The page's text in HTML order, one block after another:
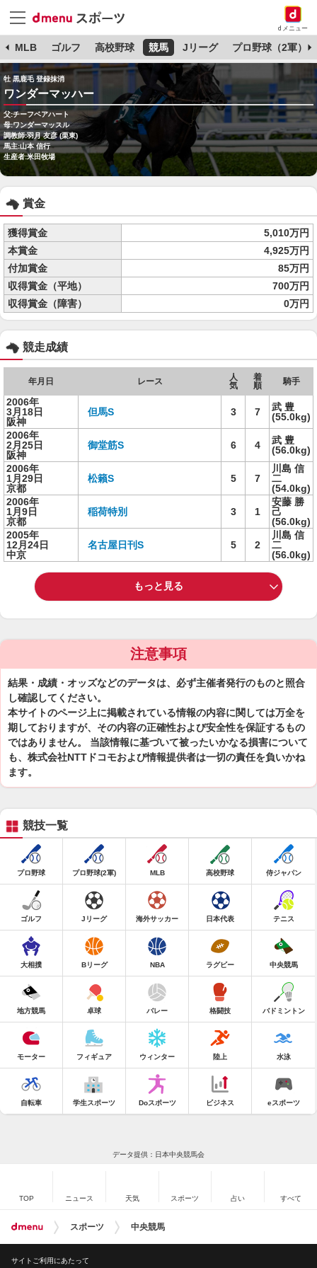
dメニュー
MLB ゴルフ 高校野球 競馬 Jリーグ プロ野球（2軍）
牡 黒鹿毛 登録抹消
ワンダーマッハー
父:チーフベアハート
母:ワンダーマッスル
調教師:羽月 友彦 (栗東)
馬主:山本 信行
生産者:米田牧場
賞金
獲得賞金
5,010万円
本賞金
4,925万円
付加賞金
85万円
収得賞金（平地）
700万円
収得賞金（障害）
0万円
競走成績
年月日 レース
人
気
着
順
騎手
2006年
3月18日
阪神
但馬S 3 7
武 豊
(55.0kg)
2006年
2月25日
阪神
御堂筋S 6 4
武 豊
(56.0kg)
2006年
1月29日
京都
松籟S 5 7
川島 信
二
(54.0kg)
2006年
1月9日
京都
稲荷特別 3 1
安藤 勝
己
(56.0kg)
2005年
12月24日
中京
名古屋日刊S 5 2
川島 信
二
(56.0kg)
もっと見る
注意事項
結果・成績・オッズなどのデータは、必ず主催者発行のものと照合
し確認してください。
本サイトのページ上に掲載されている情報の内容に関しては万全を
期しておりますが、その内容の正確性および安全性を保証するもの
ではありません。 当該情報に基づいて被ったいかなる損害について
も、株式会社NTTドコモおよび情報提供者は一切の責任を負いかね
ます。
競技一覧
プロ野球 プロ野球(2軍) MLB 高校野球 侍ジャパン
ゴルフ Jリーグ 海外サッカー 日本代表 テニス
大相撲 Bリーグ NBA ラグビー 中央競馬
地方競馬 卓球 バレー 格闘技 バドミントン
モーター フィギュア ウィンター 陸上 水泳
自転車 学生スポーツ Doスポーツ ビジネス eスポーツ
データ提供：日本中央競馬会
TOP ニュース 天気 スポーツ 占い すべて
スポーツ 中央競馬
サイトご利用にあたって